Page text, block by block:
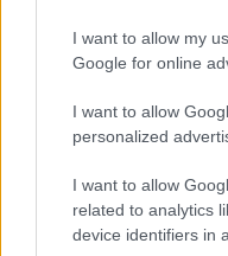
I want to allow my
Google for online
I want to allow
personalized
I want to allow
related to analytics
device identifiers in